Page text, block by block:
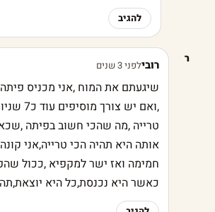
להגיב
ר רובילפני 3 שנים
,ואם יש
טרייה ,מה שהכי חשוב בפיתה
אותה היא תהיה הכי טרייה,אני
חמימה ואז ישר למקפיא ,ככול
כאשר היא נכנסת,כל היא